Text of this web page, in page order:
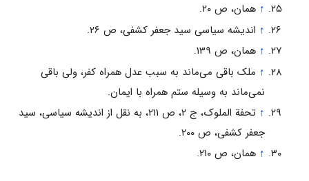
↑ همان، ص ۲۰.
↑ اندیشه سیاسی سید جعفر کشفی، ص ۲۶.
↑ همان، ص ۱۳۹.
↑ ملک باقی می‌‌ماند به سبب عدل همراه کفر، ولی باقی
نمی‌‌ماند به وسیله ستم همراه با ایمان.
↑
تحفة الملوک، ج ۲، ص ۲۱۱، به نقل از اندیشه سیاسی، سید
جعفر کشفی، ص ۲۰۰.
↑ همان، ص ۲۱۰.